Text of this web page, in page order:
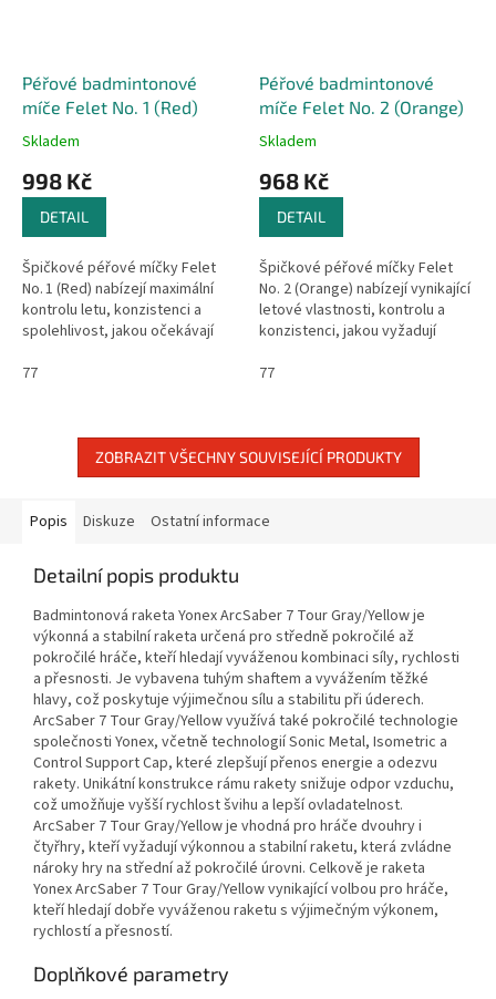
Péřové badmintonové
míče Felet No. 1 (Red)
Skladem
998 Kč
DETAIL
Špičkové péřové míčky Felet
No. 1 (Red) nabízejí maximální
kontrolu letu, konzistenci a
spolehlivost, jakou očekávají
úrovni. Jsou oficiálně...
77
Péřové badmintonové
míče Felet No. 2 (Orange)
Skladem
968 Kč
DETAIL
Špičkové péřové míčky Felet
No. 2 (Orange) nabízejí vynikající
letové vlastnosti, kontrolu a
konzistenci, jakou vyžadují
Jsou schválené BWF a...
77
ZOBRAZIT VŠECHNY SOUVISEJÍCÍ PRODUKTY
Popis Diskuze Ostatní informace
Detailní popis produktu
Badmintonová raketa Yonex ArcSaber 7 Tour Gray/Yellow je
výkonná a stabilní raketa určená pro středně pokročilé až
pokročilé hráče, kteří hledají vyváženou kombinaci síly, rychlosti
a přesnosti. Je vybavena tuhým shaftem a vyvážením těžké
hlavy, což poskytuje výjimečnou sílu a stabilitu při úderech.
ArcSaber 7 Tour Gray/Yellow využívá také pokročilé technologie
společnosti Yonex, včetně technologií Sonic Metal, Isometric a
Control Support Cap, které zlepšují přenos energie a odezvu
rakety. Unikátní konstrukce rámu rakety snižuje odpor vzduchu,
což umožňuje vyšší rychlost švihu a lepší ovladatelnost.
ArcSaber 7 Tour Gray/Yellow je vhodná pro hráče dvouhry i
čtyřhry, kteří vyžadují výkonnou a stabilní raketu, která zvládne
nároky hry na střední až pokročilé úrovni. Celkově je raketa
Yonex ArcSaber 7 Tour Gray/Yellow vynikající volbou pro hráče,
kteří hledají dobře vyváženou raketu s výjimečným výkonem,
rychlostí a přesností.
Doplňkové parametry